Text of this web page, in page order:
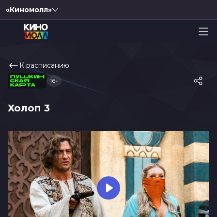
«Киномолл»
К расписанию
Холоп 3
16+
Play